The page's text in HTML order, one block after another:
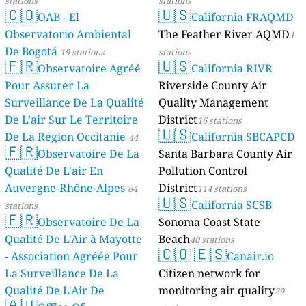
🇺🇸California FRAQMD
The Feather River AQMD1
stations
🇺🇸California RIVR
Riverside County Air
Quality Management
District16 stations
🇺🇸California SBCAPCD
Santa Barbara County Air
Pollution Control
District114 stations
🇺🇸California SCSB
Sonoma Coast State
Beach40 stations
🇨🇴🇪🇸Canair.io
Citizen network for
monitoring air quality29
🇨🇴OAB - El
Observatorio Ambiental
De Bogotá 19 stations
🇫🇷Observatoire Agréé
Pour Assurer La
Surveillance De La Qualité
De L’air Sur Le Territoire
De La Région Occitanie 44
stations
🇫🇷Observatoire De La
Qualité De L'air En
Auvergne-Rhône-Alpes 84
stations
🇫🇷Observatoire De La
Qualité De L'Air à Mayotte
- Association Agréée Pour
La Surveillance De La
Qualité De L'Air De